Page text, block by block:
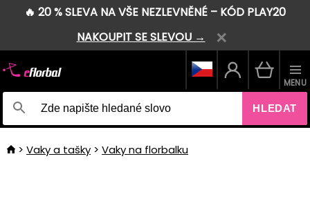
🔥 20 % SLEVA NA VŠE NEZLEVNĚNÉ – KÓD PLAY20
NAKOUPIT SE SLEVOU →
HLEDAT
MENU
Vaky a tašky Vaky na florbalku